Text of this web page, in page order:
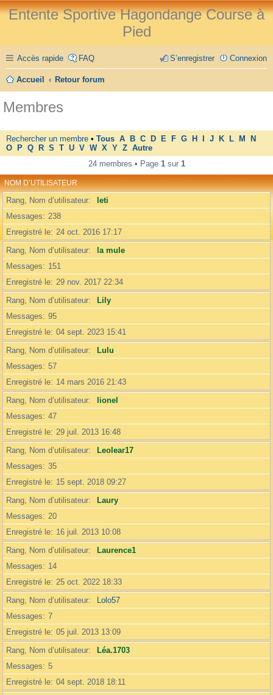
Entente Sportive Hagondange Course à
Pied
Accès rapide FAQ Connexion
S’enregistrer
Accueil Retour forum
Membres
Rechercher un membre • Tous A B C D E F G H J K L M
N
O
P Q R S T U V W X Y Z Autre
24 membres • Page 1sur 1
NOM D’UTILISATEUR
Rang, Nom d’utilisateur
leti
Messages
238
Enregistré le 24 oct. 2016 17:17
Rang, Nom d’utilisateur
la mule
Messages
151
Enregistré le 29 nov. 2017 22:34
Rang, Nom d’utilisateur
Lily
Messages
95
Enregistré le 04 sept. 2023 15:41
Rang, Nom d’utilisateur
Lulu
Messages
57
Enregistré le
14 mars 2016 21:43
Rang, Nom d’utilisateur
lionel
Messages
47
Enregistré le 29 juil. 2013 16:48
Rang, Nom d’utilisateur
Leolear17
Messages
35
Enregistré le
15 sept. 2018 09:27
Rang, Nom d’utilisateur
Laury
Messages
20
Enregistré le
16 juil. 2013 10:08
Rang, Nom d’utilisateur
Laurence1
Messages
14
Enregistré le 25 oct. 2022 18:33
Rang, Nom d’utilisateur
Lolo57
Messages
7
Enregistré le 05 juil. 2013 13:09
Rang, Nom d’utilisateur
Léa.1703
Messages
5
Enregistré le 04 sept. 2018 18:11